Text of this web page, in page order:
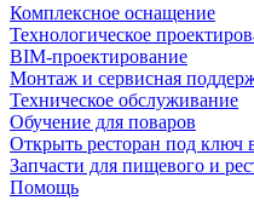
Комплексное оснащение
Технологическое
BIM-проектирование
Монтаж и сервисная
Техническое обслуживание
Обучение для поваров
Открыть ресторан под ключ
Запчасти для пищевого и
Помощь